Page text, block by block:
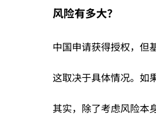
国
专
利
风险有多大？
中国申请获得授权，但
这取决于具体情况。如
其实，除了考虑风险本